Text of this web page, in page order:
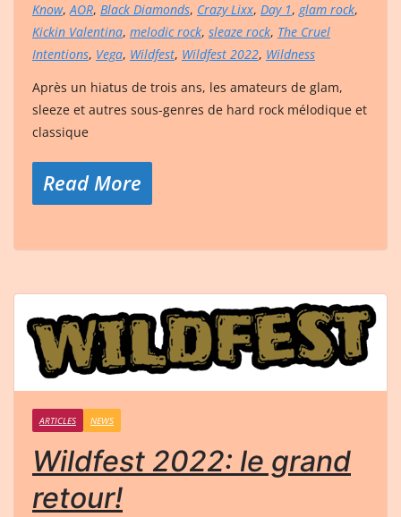
Know,AOR, Black Diamonds, Crazy Lixx, Day 1, glam rock,
Kickin Valentina, melodic rock, sleaze rock, The Cruel
Intentions, Vega, Wildfest, Wildfest 2022, Wildness
Après un hiatus de trois ans, les amateurs de glam,
sleeze et autres sous-genres de hard rock mélodique et
classique
Read More
ARTICLES NEWS
Wildfest 2022: le grand
retour!